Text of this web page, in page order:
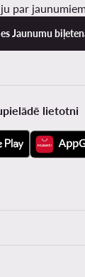
par
Jaunumu
lietotni